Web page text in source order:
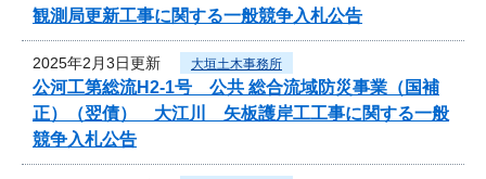
観測局更新工事に関する一般競争入札公告
2025年2月3日更新 大垣土木事務所
公河工第総流H2-1号 公共 総合流域防災事業（国補
正）（翌債） 大江川 矢板護岸工工事に関する一般
競争入札公告